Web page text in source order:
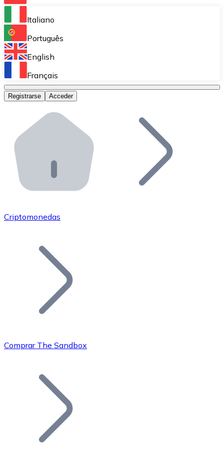
Bitnovo Ramp
Integra nuestra solución en tu plataforma.
Bitnovo Giftcards
Bitnovo OTC
Bitnovo ATM
Integra un ATM Bitnovo en tu negocio y permite que
Bitnovo API
Integra nuestra API en tu ecosistema.
Únete a nuestra red de distribuidores.
Añade tu proyecto a nuestro ecosistema.
Bitcoin
Italiano
Português
English
Français
Registrarse Acceder
Criptomonedas
Comprar The Sandbox